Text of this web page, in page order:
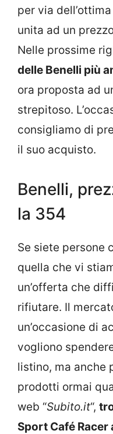
per via
unita ad un
Nelle prossime
delle Benelli più
ora proposta ad
strepitoso.
consigliamo di
il suo acquisto.
Benelli,
la 354
Se siete persone
quella che vi
un’offerta che
rifiutare. Il
un’occasione di
vogliono
listino, ma anche
prodotti ormai
web “Subito.it“,
Sport Café